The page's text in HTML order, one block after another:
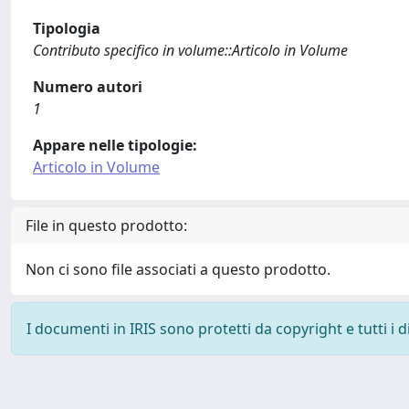
Tipologia
Contributo specifico in volume::Articolo in Volume
Numero autori
1
Appare nelle tipologie:
Articolo in Volume
File in questo prodotto:
Non ci sono file associati a questo prodotto.
I documenti in IRIS sono protetti da copyright e tutti i